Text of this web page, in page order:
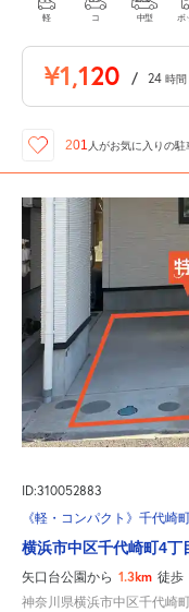
軽 コ 中型 ボ
¥1,120 / 24 時間
201 人がお気に入りの駐
ID:310052883
《軽・コンパクト》千代崎
横浜市中区千代崎町4丁
矢口台公園から 1.3km 徒歩
神奈川県横浜市中区千代崎